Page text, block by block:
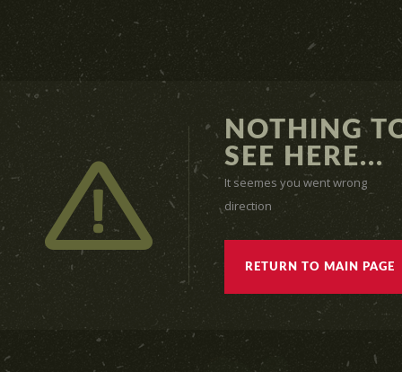
NOTHING
SEE HERE...
It seemes you went wrong
direction
RETURN TO MAIN PAGE